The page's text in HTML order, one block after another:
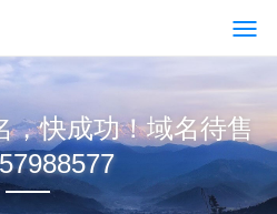
，快成功！域名待售